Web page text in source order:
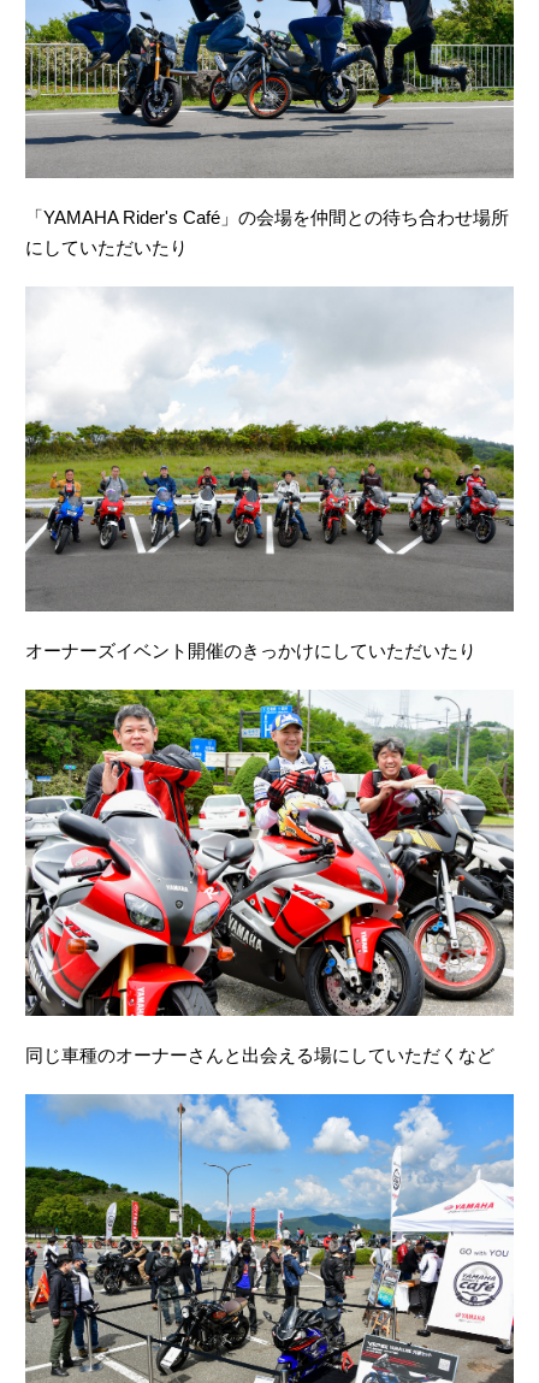
「YAMAHA Rider's Café」の会場を仲間との待ち合わせ場所
にしていただいたり
オーナーズイベント開催のきっかけにしていただいたり
同じ車種のオーナーさんと出会える場にしていただくなど